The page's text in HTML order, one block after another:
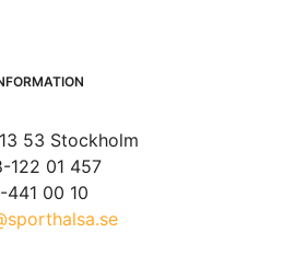
53 Stockholm
122 01 457
441 00 10